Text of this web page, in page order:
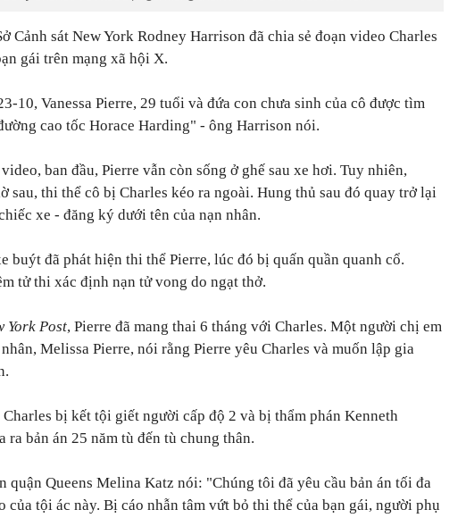
Cảnh sát New York Rodney Harrison đã chia sẻ đoạn video Charles
gái trên mạng xã hội X.
10, Vanessa Pierre, 29 tuổi và đứa con chưa sinh của cô được tìm
cao tốc Horace Harding" - ông Harrison nói.
ban đầu, Pierre vẫn còn sống ở ghế sau xe hơi. Tuy nhiên,
sau, thi thể cô bị Charles kéo ra ngoài. Hung thủ sau đó quay trở lại
xe - đăng ký dưới tên của nạn nhân.
buýt đã phát hiện thi thể Pierre, lúc đó bị quấn quần quanh cổ.
tử thi xác định nạn tử vong do ngạt thở.
York Post, Pierre đã mang thai 6 tháng với Charles. Một người chị em
Melissa Pierre, nói rằng Pierre yêu Charles và muốn lập gia
Charles bị kết tội giết người cấp độ 2 và bị thẩm phán Kenneth
ra bản án 25 năm tù đến tù chung thân.
quận Queens Melina Katz nói: "Chúng tôi đã yêu cầu bản án tối đa
của tội ác này. Bị cáo nhẫn tâm vứt bỏ thi thể của bạn gái, người phụ